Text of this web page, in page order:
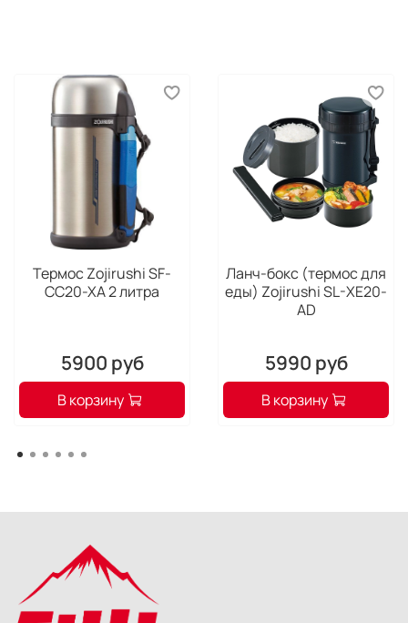
сильного дискомфорта. Кроме того, в дальних
поездках пользователь может закрепить аксессуар на
ручке дорожного чемодана с помощью специального
ремешка.
Термос Zojirushi SF-
CC20-XA 2 литра
5900 руб
В корзину
Ланч-бокс (термос для
еды) Zojirushi SL-XE20-
AD
5990 руб
В корзину